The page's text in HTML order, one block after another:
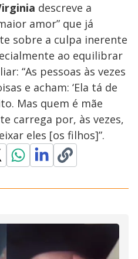
descreve a
amor” que já
sobre a culpa inerente
ao equilibrar
“As pessoas às vezes
e acham: ‘Ela tá de
Mas quem é mãe
carrega por, às vezes,
eles [os filhos]”.